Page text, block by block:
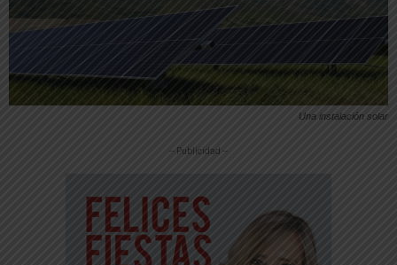
Una instalación solar
-- Publicidad --